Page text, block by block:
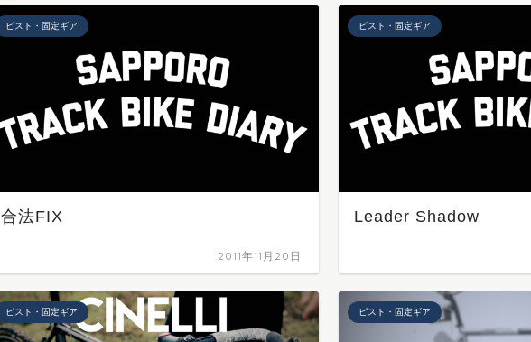
ピスト・固定ギア
合法FIX
2011年11月20日
ピスト・固定ギア
Leader Shadow
ピスト・固定ギア ピスト・固定ギア